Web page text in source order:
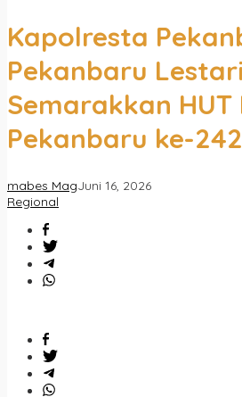
Kapolresta
Pekanbaru
Semarakkan HUT
Pekanbaru ke-242
mabes MagJuni 16, 2026
Regional